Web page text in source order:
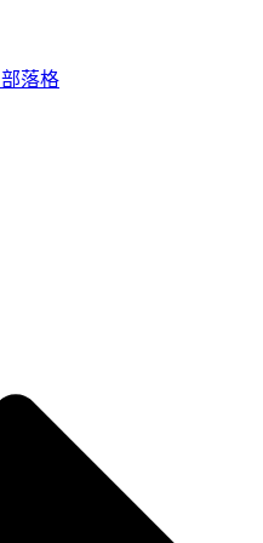
部落格